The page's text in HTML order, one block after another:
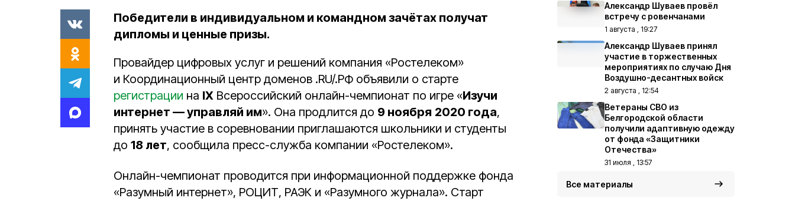
Победители в индивидуальном и командном зачётах получат
дипломы и ценные призы.
Провайдер цифровых услуг и решений компания «Ростелеком»
и Координационный центр доменов .RU/.РФ объявили о старте
регистрации на IX Всероссийский онлайн-чемпионат по игре «Изучи
интернет — управляй им». Она продлится до 9 ноября 2020 года,
принять участие в соревновании приглашаются школьники и студенты
до 18 лет, сообщила пресс-служба компании «Ростелеком».
Онлайн-чемпионат проводится при информационной поддержке фонда
«Разумный интернет», РОЦИТ, РАЭК и «Разумного журнала». Старт
Александр Шуваев провёл
встречу с ровенчанами
1 августа , 19:27
Александр Шуваев принял
участие в торжественных
мероприятиях по случаю Дня
Воздушно-десантных войск
2 августа , 12:54
Ветераны СВО из
Белгородской области
получили адаптивную одежду
от фонда «Защитники
Отечества»
31 июля , 13:57
Все материалы